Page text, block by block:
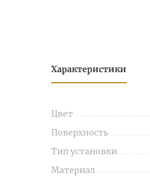
Характеристики
Цвет
Поверхность
Тип установки
Материал